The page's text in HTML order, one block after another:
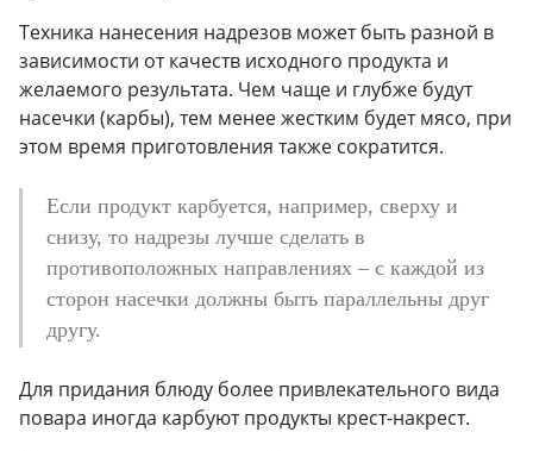
Техника нанесения надрезов может быть разной в
зависимости от качеств исходного продукта и
желаемого результата. Чем чаще и глубже будут
насечки (карбы), тем менее жестким будет мясо, при
этом время приготовления также сократится.
Если продукт карбуется, например, сверху и
снизу, то надрезы лучше сделать в
противоположных направлениях – с каждой из
сторон насечки должны быть параллельны друг
другу.
Для придания блюду более привлекательного вида
повара иногда карбуют продукты крест-накрест.